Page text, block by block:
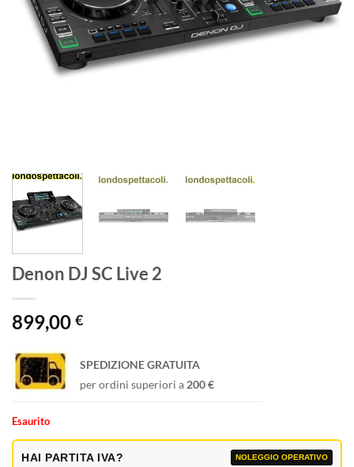
Denon DJ SC Live 2
899,00 €
SPEDIZIONE GRATUITA
per ordini superiori a 200 €
Esaurito
HAI PARTITA IVA? NOLEGGIO OPERATIVO